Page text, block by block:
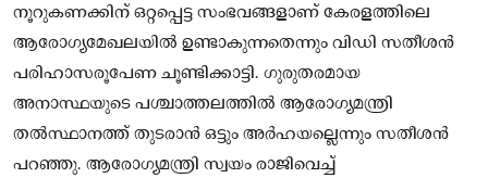
നൂറുകണക്കിന് ഒറ്റപ്പെട്ട സംഭവങ്ങളാണ് കേരളത്തിലെ
ആരോഗ്യമേഖലയിൽ ഉണ്ടാകുന്നതെന്നും വിഡി സതീശൻ
പരിഹാസരൂപേണ ചൂണ്ടിക്കാട്ടി. ഗുരുതരമായ
അനാസ്ഥയുടെ പശ്ചാത്തലത്തിൽ ആരോഗ്യമന്ത്രി
തൽസ്ഥാനത്ത് തുടരാൻ ഒട്ടും അർഹയല്ലെന്നും സതീശൻ
പറഞ്ഞു. ആരോഗ്യമന്ത്രി സ്വയം രാജിവെച്ച്